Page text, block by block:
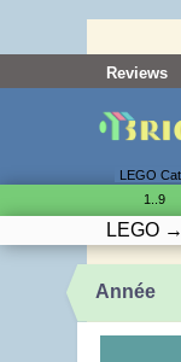
Reviews
1..9
LEGO →
Année